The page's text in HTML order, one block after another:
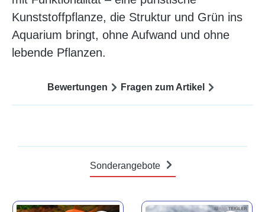
Kunststoffpflanze, die Struktur und Grün ins
Aquarium bringt, ohne Aufwand und ohne
lebende Pflanzen.
Bewertungen Fragen zum Artikel
Sonderangebote